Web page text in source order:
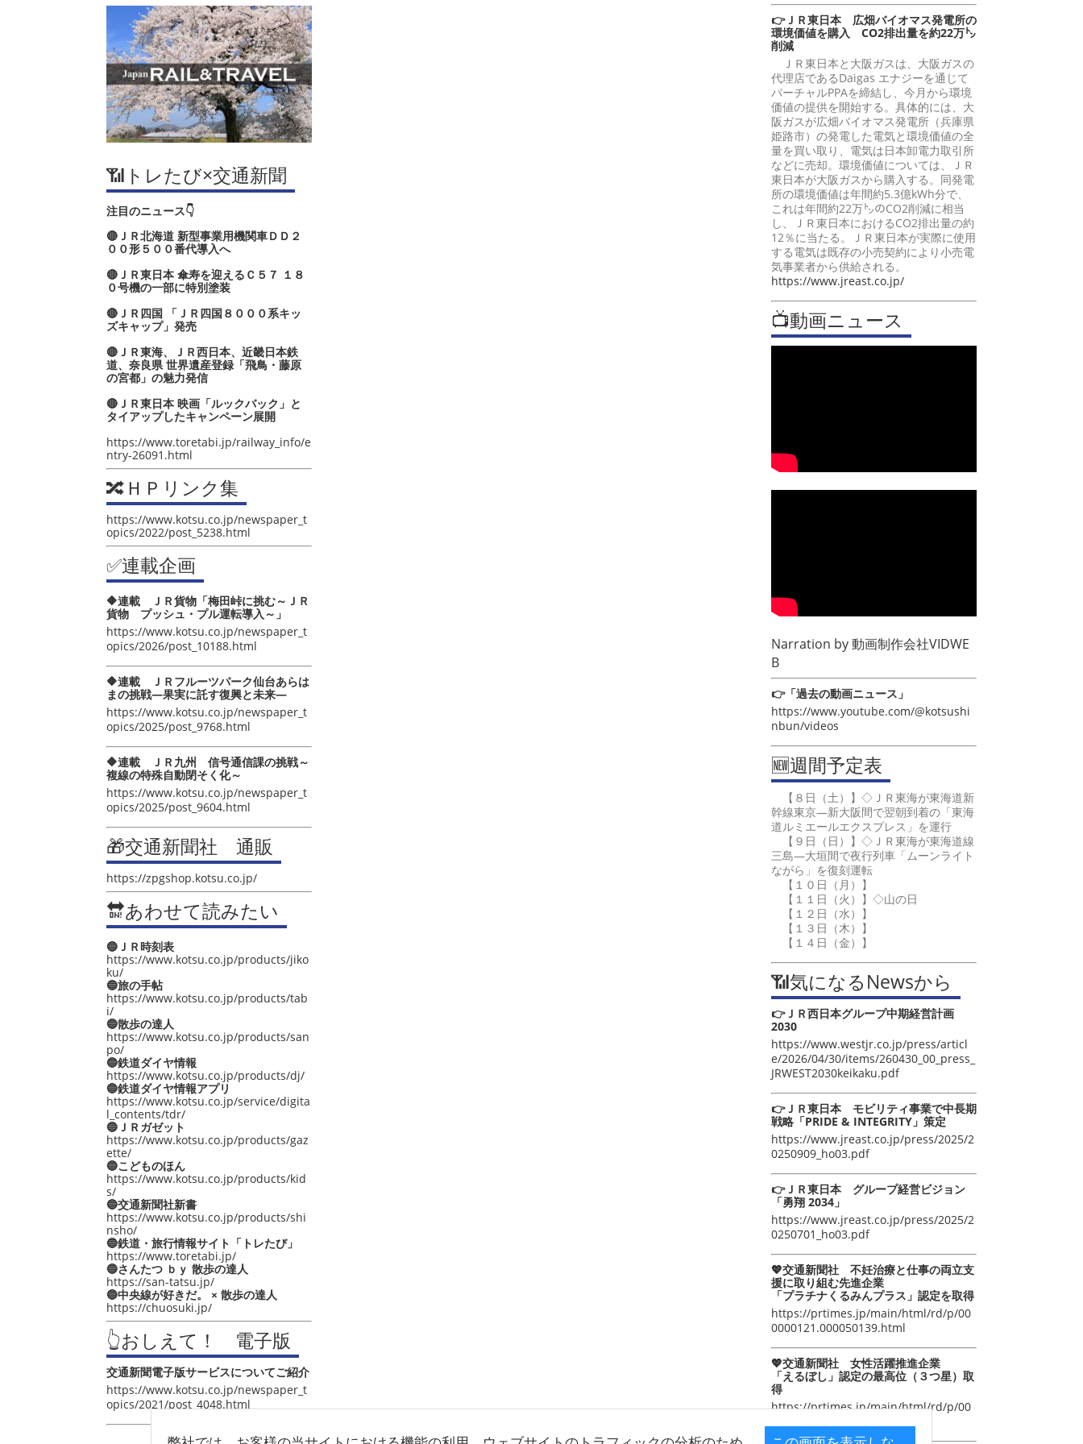
📶トレたび×交通新聞
注目のニュース👇
🔴ＪＲ北海道 新型事業用機関車ＤＤ２
００形５００番代導入へ
🔴ＪＲ東日本 傘寿を迎えるＣ５７ １８
０号機の一部に特別塗装
🔴ＪＲ四国 「ＪＲ四国８０００系キッ
ズキャップ」発売
🔴ＪＲ東海、ＪＲ西日本、近畿日本鉄
道、奈良県 世界遺産登録「飛鳥・藤原
の宮都」の魅力発信
🔴ＪＲ東日本 映画「ルックバック」と
タイアップしたキャンペーン展開
https://www.toretabi.jp/railway_info/e
ntry-26091.html
🔀ＨＰリンク集
https://www.kotsu.co.jp/newspaper_t
opics/2022/post_5238.html
✅連載企画
🔶連載 ＪＲ貨物「梅田峠に挑む～ＪＲ
貨物 プッシュ・プル運転導入～」
https://www.kotsu.co.jp/newspaper_t
opics/2026/post_10188.html
🔶連載 ＪＲフルーツパーク仙台あらは
まの挑戦―果実に託す復興と未来―
https://www.kotsu.co.jp/newspaper_t
opics/2025/post_9768.html
🔶連載 ＪＲ九州 信号通信課の挑戦～
複線の特殊自動閉そく化～
https://www.kotsu.co.jp/newspaper_t
opics/2025/post_9604.html
🎁交通新聞社 通販
https://zpgshop.kotsu.co.jp/
🔛あわせて読みたい
🔵ＪＲ時刻表
https://www.kotsu.co.jp/products/jiko
ku/
🔵旅の手帖
https://www.kotsu.co.jp/products/tab
i/
🔵散歩の達人
https://www.kotsu.co.jp/products/san
po/
🔵鉄道ダイヤ情報
https://www.kotsu.co.jp/products/dj/
🔵鉄道ダイヤ情報アプリ
https://www.kotsu.co.jp/service/digita
l_contents/tdr/
🔵ＪＲガゼット
https://www.kotsu.co.jp/products/gaz
ette/
🔵こどものほん
https://www.kotsu.co.jp/products/kid
s/
🔵交通新聞社新書
https://www.kotsu.co.jp/products/shi
nsho/
🔵鉄道・旅行情報サイト「トレたび」
https://www.toretabi.jp/
🔵さんたつ ｂｙ 散歩の達人
https://san-tatsu.jp/
🔵中央線が好きだ。 × 散歩の達人
https://chuosuki.jp/
👆おしえて！ 電子版
交通新聞電子版サービスについてご紹介
https://www.kotsu.co.jp/newspaper_t
opics/2021/post_4048.html
👉ＪＲ東日本 広畑バイオマス発電所の
環境価値を購入 CO2排出量を約22万㌧
削減
ＪＲ東日本と大阪ガスは、大阪ガスの
代理店であるDaigas エナジーを通じて
バーチャルPPAを締結し、今月から環境
価値の提供を開始する。具体的には、大
阪ガスが広畑バイオマス発電所（兵庫県
姫路市）の発電した電気と環境価値の全
量を買い取り、電気は日本卸電力取引所
などに売却。環境価値については、ＪＲ
東日本が大阪ガスから購入する。同発電
所の環境価値は年間約5.3億kWh分で、
これは年間約22万㌧のCO2削減に相当
し、ＪＲ東日本におけるCO2排出量の約
12％に当たる。ＪＲ東日本が実際に使用
する電気は既存の小売契約により小売電
気事業者から供給される。
https://www.jreast.co.jp/
📺動画ニュース
Narration by動画制作会社VIDWE
B
👉「過去の動画ニュース」
https://www.youtube.com/@kotsushi
nbun/videos
🆕週間予定表
【８日（土）】◇ＪＲ東海が東海道新
幹線東京―新大阪間で翌朝到着の「東海
道ルミエールエクスプレス」を運行
【９日（日）】◇ＪＲ東海が東海道線
三島―大垣間で夜行列車「ムーンライト
ながら」を復刻運転
【１０日（月）】
【１１日（火）】◇山の日
【１２日（水）】
【１３日（木）】
【１４日（金）】
📶気になるNewsから
👉ＪＲ西日本グループ中期経営計画
2030
https://www.westjr.co.jp/press/articl
e/2026/04/30/items/260430_00_press_
JRWEST2030keikaku.pdf
👉ＪＲ東日本 モビリティ事業で中長期
戦略「PRIDE & INTEGRITY」策定
https://www.jreast.co.jp/press/2025/2
0250909_ho03.pdf
👉ＪＲ東日本 グループ経営ビジョン
「勇翔 2034」
https://www.jreast.co.jp/press/2025/2
0250701_ho03.pdf
💖交通新聞社 不妊治療と仕事の両立支
援に取り組む先進企業
「プラチナくるみんプラス」認定を取得
https://prtimes.jp/main/html/rd/p/00
0000121.000050139.html
💖交通新聞社 女性活躍推進企業
「えるぼし」認定の最高位（３つ星）取
得
https://prtimes.jp/main/html/rd/p/00